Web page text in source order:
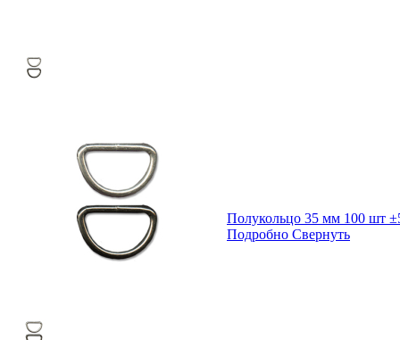
Полукольцо 35 мм 100 шт
Подробно Свернуть